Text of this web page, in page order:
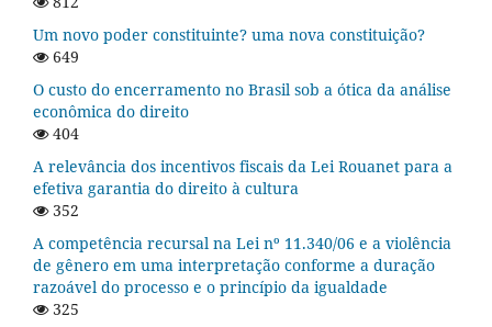
Um novo poder constituinte? uma nova constituição?
649
O custo do encerramento no Brasil sob a ótica da análise
econômica do direito
404
A relevância dos incentivos fiscais da Lei Rouanet para a
efetiva garantia do direito à cultura
352
A competência recursal na Lei nº 11.340/06 e a violência
de gênero em uma interpretação conforme a duração
razoável do processo e o princípio da igualdade
325